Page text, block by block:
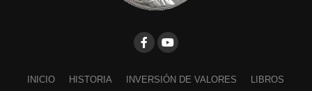
INICIO HISTORIA INVERSIÓN DE VALORES LIBROS